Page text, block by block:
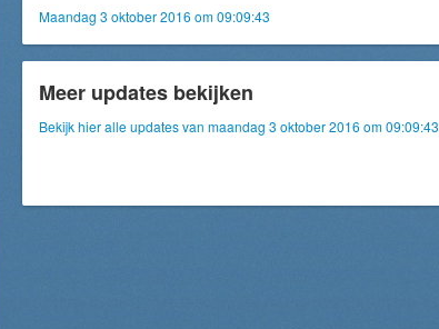
Maandag 3 oktober 2016 om 09:09:43
Meer updates bekijken
Bekijk hier alle updates van maandag 3 oktober 2016 om 09:09:43